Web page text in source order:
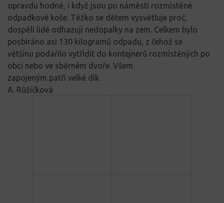
opravdu hodně , i když jsou po náměstí rozmístěné
odpadkové koše. Těžko se dětem vysvětluje proč,
dospělí lidé odhazují nedopalky na zem. Ce lkem bylo
posbíráno asi 130 kilogramů odpadu z čehož se
většinu podařilo vytřídit do kontejnerů rozmístěných po
obci nebo ve s běrném dvoře Všem
zapojeným patří velké dík.
A. Růžičková